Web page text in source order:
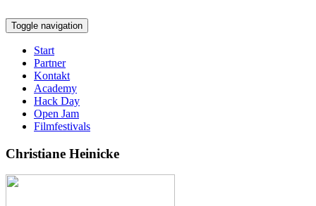
Toggle navigation
Start
Partner
Kontakt
Academy
Hack Day
Open Jam
Filmfestivals
Christiane Heinicke